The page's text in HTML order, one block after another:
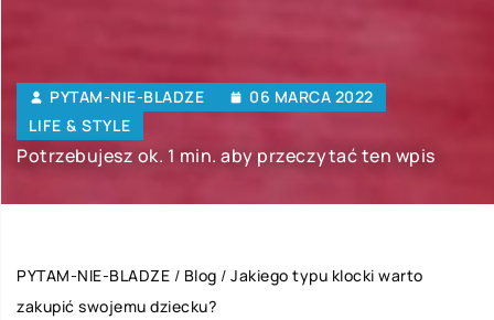
PYTAM-NIE-BLADZE
06 MARCA 2022
LIFE & STYLE
Potrzebujesz ok. 1 min. aby przeczytać ten wpis
PYTAM-NIE-BLADZE / Blog / Jakiego typu klocki warto
zakupić swojemu dziecku?